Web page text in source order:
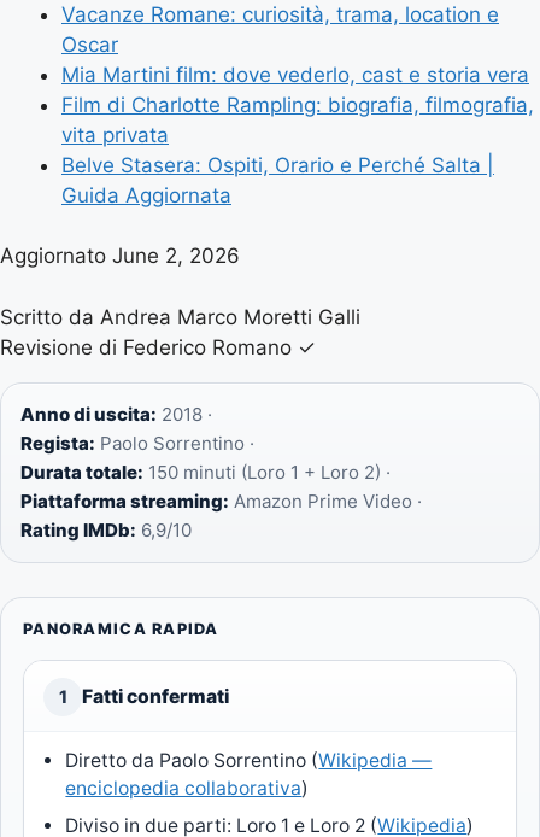
Vacanze Romane: curiosità, trama, location e
Oscar
Mia Martini film: dove vederlo, cast e storia vera
Film di Charlotte Rampling: biografia, filmografia,
vita privata
Belve Stasera: Ospiti, Orario e Perché Salta |
Guida Aggiornata
Aggiornato June 2, 2026
Scritto da Andrea Marco Moretti Galli
Revisione di Federico Romano ✓
Anno di uscita: 2018 ·
Regista: Paolo Sorrentino ·
Durata totale: 150 minuti (Loro 1 + Loro 2) ·
Piattaforma streaming: Amazon Prime Video ·
Rating IMDb: 6,9/10
PANORAMICA RAPIDA
1 Fatti confermati
Diretto da Paolo Sorrentino (Wikipedia —
enciclopedia collaborativa)
Diviso in due parti: Loro 1 e Loro 2 (Wikipedia)